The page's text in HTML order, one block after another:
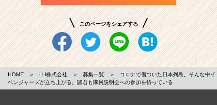
このページをシェアする
HOME ＞ LH株式会社 ＞ 募集一覧 ＞
コロナで傷ついた日本列島。そんな中イ
ベンジャーズが立ち上がる。諸君も隊員説明会への参加を待っている